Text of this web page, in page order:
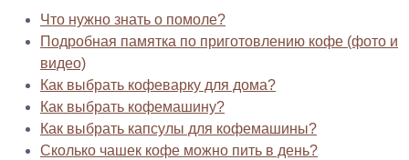
Что нужно знать о помоле?
Подробная памятка по приготовлению кофе (фото и
видео)
Как выбрать кофеварку для дома?
Как выбрать кофемашину?
Как выбрать капсулы для кофемашины?
Сколько чашек кофе можно пить в день?